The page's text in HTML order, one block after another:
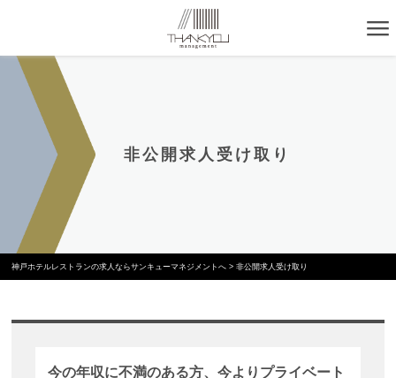
非公開求人受け取り
神戸ホテルレストランの求人ならサンキューマネジメントへ >非公開求人受け取り
今の年収に不満のある方、今よりプライベート